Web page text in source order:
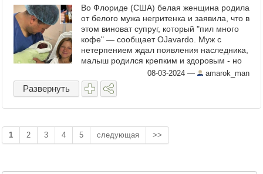
Во Флориде (США) белая женщина родила
от белого мужа негритенка и заявила, что в
этом виноват супруг, который "пил много
кофе" — сообщает OJavardo. Муж с
нетерпением ждал появления наследника,
малыш родился крепким и здоровым - но
чернокожим. Родные отмечают, что в роду
и у мужа, ...
08-03-2024 — amarok_man
Развернуть
1 2 3 4 5 следующая >>